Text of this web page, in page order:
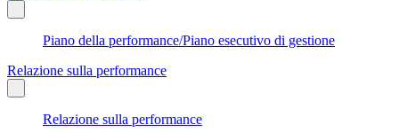
Piano della performance/Piano esecutivo di gestione
Relazione sulla performance
Relazione sulla performance